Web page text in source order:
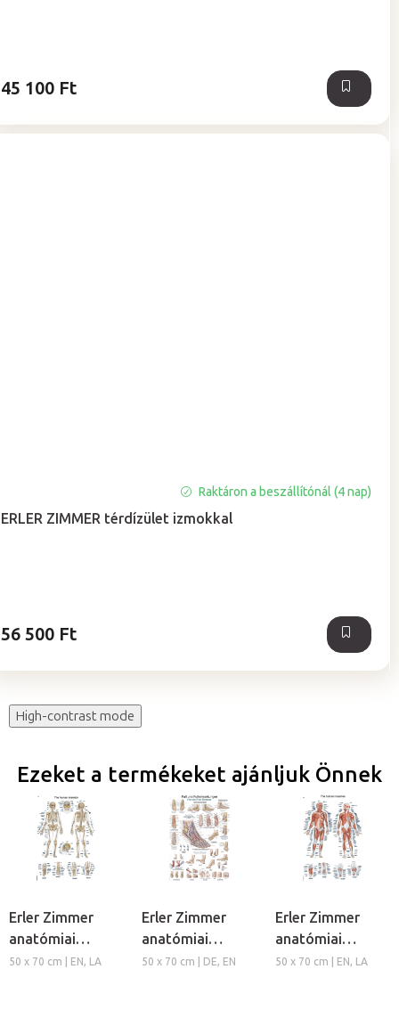
45 100 Ft
ERLER ZIMMER térdízület izmokkal
Raktáron a beszállítónál (4 nap)
56 500 Ft
High-contrast mode
Ezeket a termékeket ajánljuk Önnek
Erler Zimmer
anatómiai
poszter - Emberi
50 x 70 cm | EN, LA
Erler Zimmer
anatómiai
poszter - Láb és
50 x 70 cm | DE, EN
Erler Zimmer
anatómiai
poszter - Az
50 x 70 cm | EN, LA